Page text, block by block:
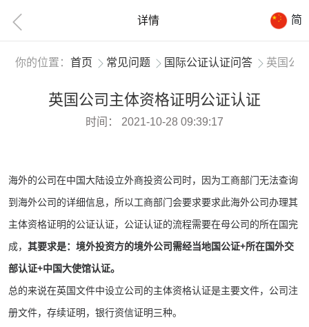
详情 简
你的位置：首页 常见问题 国际公证认证问答 英国公
英国公司主体资格证明公证认证
时间： 2021-10-28 09:39:17
海外的公司在中国大陆设立外商投资公司时，因为工商部门无法查询
到海外公司的详细信息，所以工商部门会要求要求此海外公司办理其
主体资格证明的公证认证，公证认证的流程需要在母公司的所在国完
成， 其要求是：境外投资方的境外公司需经当地国公证+所在国外交
部认证+中国大使馆认证。
总的来说在英国文件中设立公司的主体资格认证是主要文件，公司注
册文件，存续证明，银行资信证明三种。